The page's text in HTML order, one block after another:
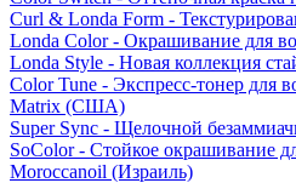
Curl & Londa Form -
Londa Color - Окрашивание для
Londa Style - Новая коллекция
Color Tune - Экспресс-тонер для
Matrix (США)
Super Sync - Щелочной
SoColor - Стойкое окрашивание
Moroccanoil (Израиль)